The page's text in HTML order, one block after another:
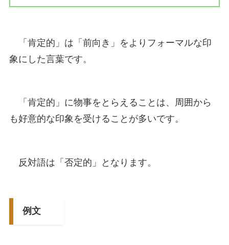
「肯定的」は「前向き」をよりフォーマルな印
象にした言葉です。
「肯定的」に物事をとらえることは、周囲から
も好意的な印象を受けることが多いです。
反対語は「否定的」となります。
例文